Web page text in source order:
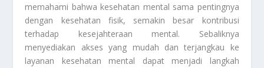
memahami bahwa kesehatan mental sama pentingnya
dengan kesehatan fisik, semakin besar kontribusi
terhadap kesejahteraan mental. Sebaliknya
menyediakan akses yang mudah dan terjangkau ke
layanan kesehatan mental dapat menjadi langkah